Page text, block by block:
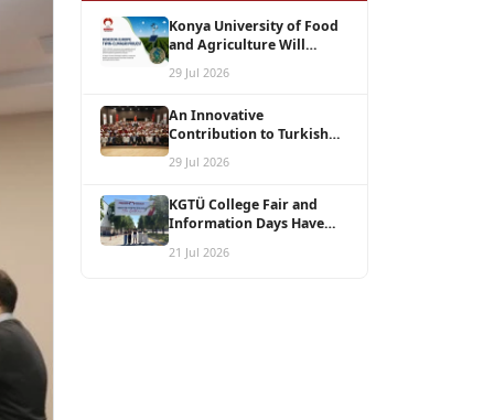
Konya University of Food
and Agriculture Will
Europe TWIN-CLIMAGRI
1.5 Million Euros
29 Jul 2026
An Innovative
Contribution to Turkish
Azotor Smart, the Result
Research, Is Now Available
to Farmers
29 Jul 2026
KGTÜ College Fair and
Information Days Have
21 Jul 2026